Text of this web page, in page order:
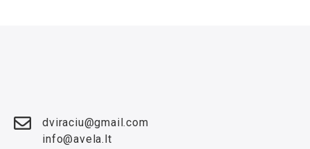
dviraciu@gmail.com
info@avela.lt